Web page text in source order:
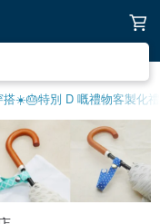
搭☀️🎂特別 D 嘅禮物客製化